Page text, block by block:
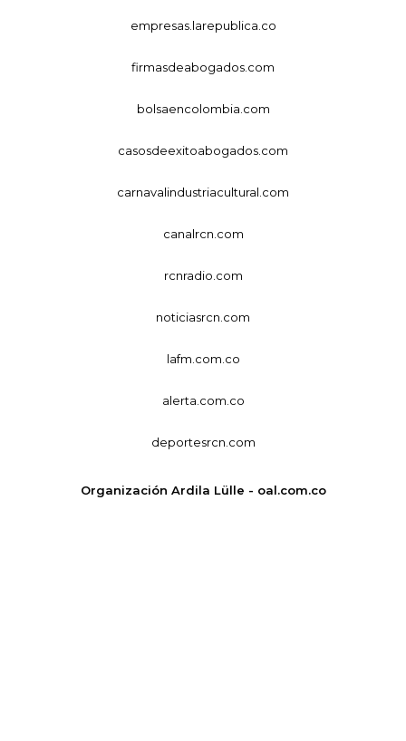
empresas.larepublica.co
firmasdeabogados.com
bolsaencolombia.com
casosdeexitoabogados.com
carnavalindustriacultural.com
canalrcn.com
rcnradio.com
noticiasrcn.com
lafm.com.co
alerta.com.co
deportesrcn.com
Organización Ardila Lülle - oal.com.co